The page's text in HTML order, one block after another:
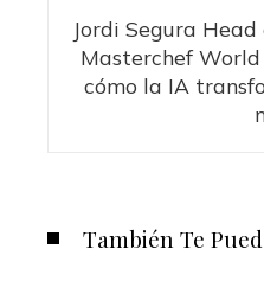
Jordi Segura Head
Masterchef
cómo la IA
También Te